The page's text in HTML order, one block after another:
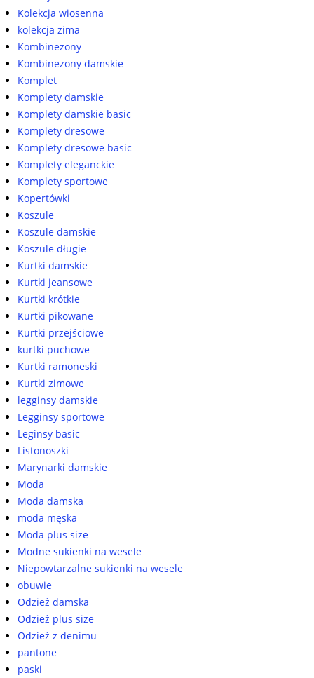
Kolekcja wiosenna
kolekcja zima
Kombinezony
Kombinezony damskie
Komplet
Komplety damskie
Komplety damskie basic
Komplety dresowe
Komplety dresowe basic
Komplety eleganckie
Komplety sportowe
Kopertówki
Koszule
Koszule damskie
Koszule długie
Kurtki damskie
Kurtki jeansowe
Kurtki krótkie
Kurtki pikowane
Kurtki przejściowe
kurtki puchowe
Kurtki ramoneski
Kurtki zimowe
legginsy damskie
Legginsy sportowe
Leginsy basic
Listonoszki
Marynarki damskie
Moda
Moda damska
moda męska
Moda plus size
Modne sukienki na wesele
Niepowtarzalne sukienki na wesele
obuwie
Odzież damska
Odzież plus size
Odzież z denimu
pantone
paski